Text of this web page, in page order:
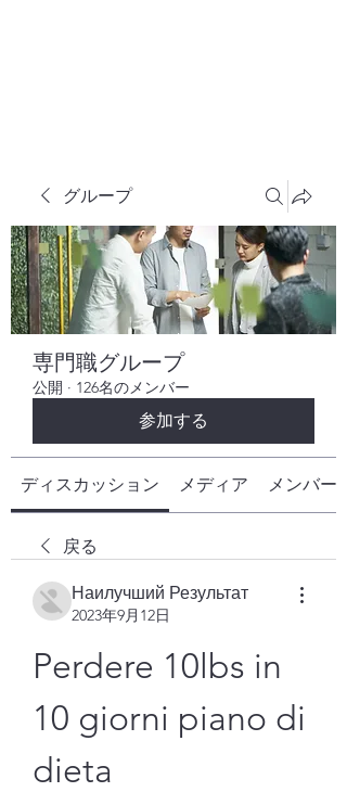
グループ
専門職グループ
公開 · 126名のメンバー
参加する
ディスカッション メディア メンバー
戻る
Наилучший Результат
2023年9月12日
Perdere 10lbs in
10 giorni piano di
dieta